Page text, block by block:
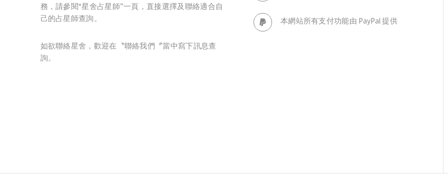
務，請參閱“星舍占星師”一頁，直接選擇及聯絡適合自
己的占星師查詢。
如欲聯絡星舍，歡迎在〝聯絡我們〞當中寫下訊息查
詢。
本網站所有支付功能由 PayPal 提供